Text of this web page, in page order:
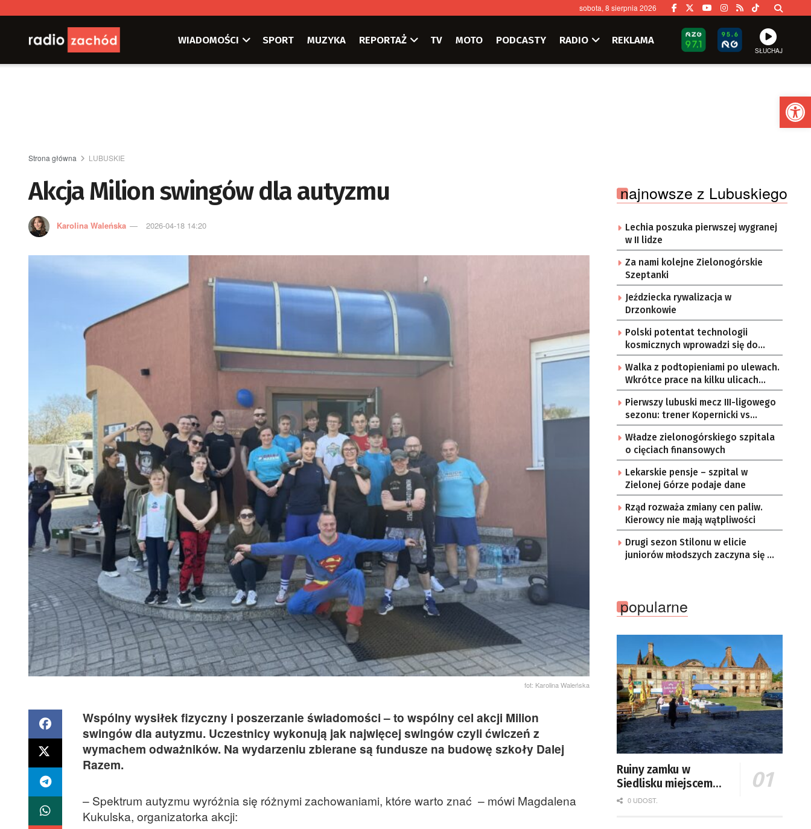
sobota, 8 sierpnia 2026
WIADOMOŚCI SPORT MUZYKA REPORTAŻ TV MOTO PODCASTY RADIO REKLAMA
SŁUCHAJ
Strona główna LUBUSKIE
Akcja Milion swingów dla autyzmu
Karolina Waleńska 2026-04-18 14:20
fot: Karolina Waleńska
Wspólny wysiłek fizyczny i poszerzanie świadomości – to wspólny cel akcji Milion
swingów dla autyzmu. Uczestnicy wykonują jak najwięcej swingów czyli ćwiczeń z
wymachem odważników. Na wydarzeniu zbierane są fundusze na budowę szkoły Dalej
Razem.
– Spektrum autyzmu wyróżnia się różnymi zachowaniami, które warto znać – mówi Magdalena
Kukulska, organizatorka akcji:
najnowsze z Lubuskiego
Lechia poszuka pierwszej wygranej
w II lidze
Za nami kolejne Zielonogórskie
Szeptanki
Jeździecka rywalizacja w
Drzonkowie
Polski potentat technologii
kosmicznych wprowadzi się do
Zielonej Góry
Walka z podtopieniami po ulewach.
Wkrótce prace na kilku ulicach
Gorzowa
Pierwszy lubuski mecz III-ligowego
sezonu: trener Kopernicki vs
starzy znajomi
Władze zielonogórskiego szpitala
o cięciach finansowych
Lekarskie pensje – szpital w
Zielonej Górze podaje dane
Rząd rozważa zmiany cen paliw.
Kierowcy nie mają wątpliwości
Drugi sezon Stilonu w elicie
juniorów młodszych zaczyna się w
popularne
Ruiny zamku w
Siedlisku miejscem
święta plonów
0 UDOST.